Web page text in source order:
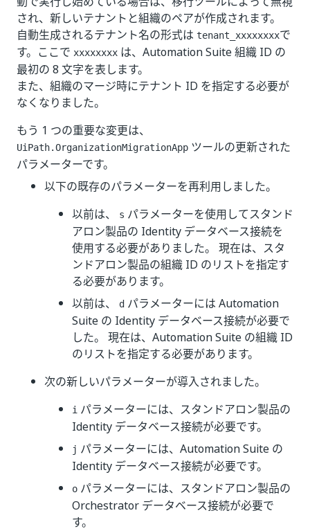
され、新しいテナントと組織のペアが作成されます。
自動生成されるテナント名の形式は tenant_xxxxxxxxで
す。ここで xxxxxxxx は、Automation Suite 組織 ID の
最初の 8 文字を表します。
また、組織のマージ時にテナント ID を指定する必要が
なくなりました。
もう 1 つの重要な変更は、
UiPath.OrganizationMigrationApp ツールの更新された
パラメーターです。
以下の既存のパラメーターを再利用しました。
以前は、
s パラメーターを使用してスタンド
アロン製品の Identity データベース接続を
使用する必要がありました。 現在は、スタ
ンドアロン製品の組織 ID のリストを指定す
る必要があります。
以前は、
d パラメーターには Automation
Suite の Identity データベース接続が必要で
した。 現在は、Automation Suite の組織 ID
のリストを指定する必要があります。
次の新しいパラメーターが導入されました。
i パラメーターには、スタンドアロン製品の
Identity データベース接続が必要です。
j パラメーターには、Automation Suite の
Identity データベース接続が必要です。
o パラメーターには、スタンドアロン製品の
Orchestrator データベース接続が必要で
す。